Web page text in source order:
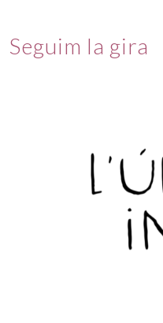
Seguim la gira